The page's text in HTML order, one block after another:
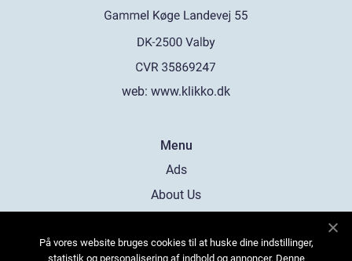
web: www.klikko.dk
Menu
Ads
About Us
Contact
På vores website bruges cookies til at huske dine indstillinger,
statistik og personalisering af indhold og annoncer. Denne